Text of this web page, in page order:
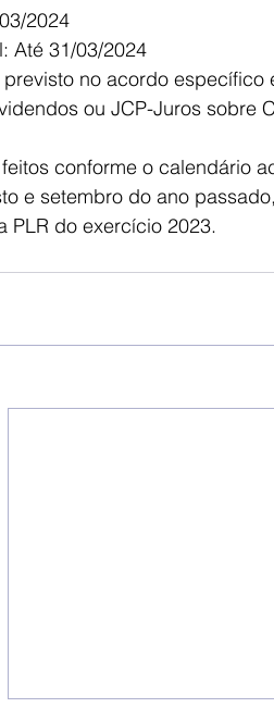
2024
Até 31/03/2024
no acordo específico
ou JCP-Juros sobre
conforme o calendário
e setembro do ano
PLR do exercício 2023.